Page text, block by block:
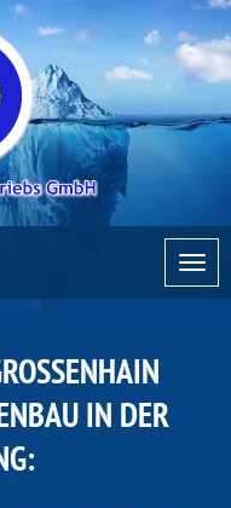
S
IN DER U